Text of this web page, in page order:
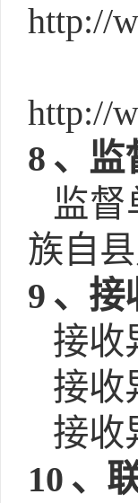
http://
http://
8 、监
监
族自
9 、接
接收
接收
接收
10 、